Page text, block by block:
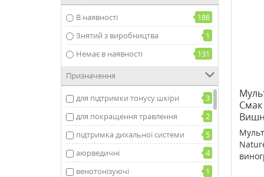
В наявності
186
Знятий з виробництва
1
Немає в наявності
131
Призначення
для підтримки тонусу шкіри
3
для покращення травлення
2
підтримка дихальної системи
5
аюрведичні
4
венотонізуючі
1
Смак